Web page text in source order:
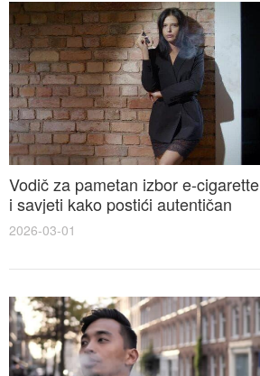
Vodič za pametan izbor e-cigarette
i savjeti kako postići autentičan
elektronske cigarete feel
2026-03-01